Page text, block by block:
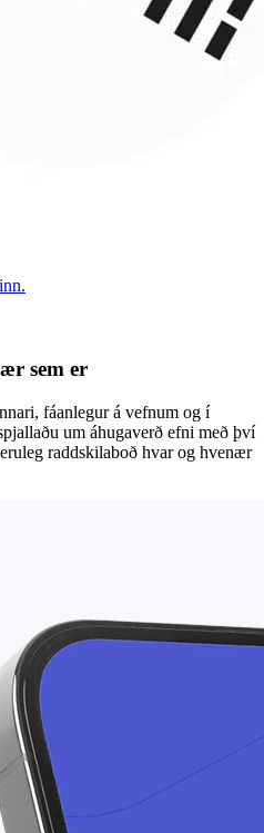
sem er
fáanlegur á vefnum og í
um áhugaverð efni með því
raddskilaboð hvar og hvenær